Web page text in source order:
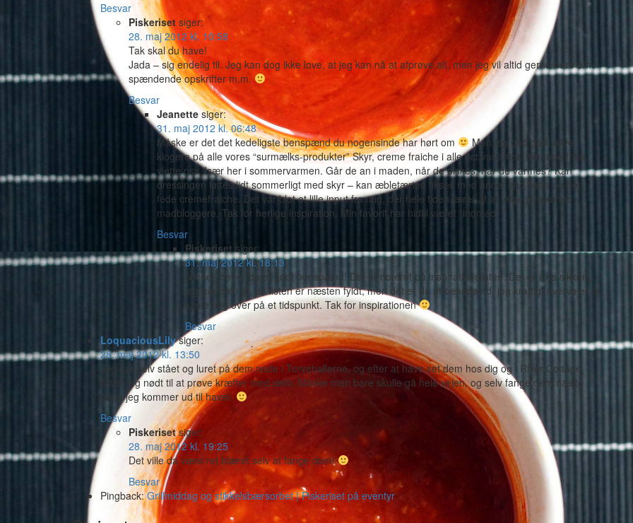
Besvar
Piskeriset siger:
28. maj 2012 kl. 10:58
Tak skal du have!
Jada – sig endelig til. Jeg kan dog ikke love, at jeg kan nå at afprøve alt, men jeg vil altid gerne høre om
spændende opskrifter m.m.
Besvar
Jeanette siger:
31. maj 2012 kl. 06:48
Måske er det det kedeligste benspænd du nogensinde har hørt om
Men jeg gad godt blive
klogere på alle vores “surmælks-produkter” Skyr, creme fraiche i alle pct.varianter, fromage frais,
ylette osv. Især her i sommervarmen. Går de an i maden, når de piskes, når de varmes? Kan
dressingen løftes lidt sommerligt med skyr – kan æbletærten fikses med andet end fløde og den
fede cremefraiche. Det var blot et lille input fra mig, der hele tiden lærer af at følge jer skønne
madbloggere. Tak for herlige inspiration. Min favorit har hidtil været “indmad”
Besvar
Piskeriset siger:
31. maj 2012 kl. 18:13
Nænej, det er da et godt benspænd! Det er noteret på inspirationslisten. Det er ikke sikkert,
jeg når det i år, da listen er næsten fyldt, men det er da et benspænd, jeg kraftigt overvejer at
kaste mig over på et tidspunkt. Tak for inspirationen
Besvar
LoquaciousLily siger:
28. maj 2012 kl. 13:50
Jeg har selv stået og luret på dem nede i Torvehallerne, og efter at have set dem hos dig og i River Cottage,
bliver jeg nødt til at prøve kræfter med dem. Måske man bare skulle gå hele vejen, og selv fange dem næste
gang jeg kommer ud til havet.
Besvar
Piskeriset siger:
28. maj 2012 kl. 19:25
Det ville da være ret blæret selv at fange dem!
Besvar
Pingback:Grillmiddag og stikkelsbærsorbet | Piskeriset på eventyr